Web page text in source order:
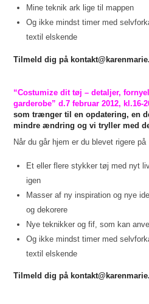
Mine teknik ark lige til mappen
Og ikke mindst timer med
textil elskende
Tilmeld dig på
“Costumize dit tøj – detaljer,
garderobe” d.7 februar 2012, kl.16-
som trænger til en opdatering, en
mindre ændring og vi tryller med
Når du går hjem er du blevet rigere på
Et eller flere stykker tøj med nyt
igen
Masser af ny inspiration og nye
og dekorere
Nye teknikker og fif, som kan
Og ikke mindst timer med
textil elskende
Tilmeld dig på